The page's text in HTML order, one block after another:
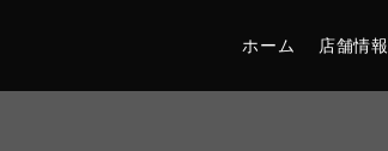
ホーム 店舗情報